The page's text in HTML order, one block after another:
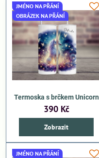
JMÉNO NA PŘÁNÍ
OBRÁZEK NA PŘÁNÍ
Termoska s brčkem Unicorn
390 Kč
Zobrazit
JMÉNO NA PŘÁNÍ